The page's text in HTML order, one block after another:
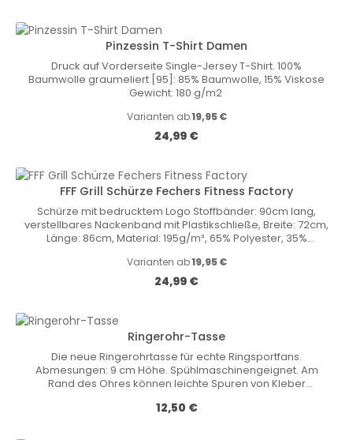
Pinzessin T-Shirt Damen
Druck auf Vorderseite Single-Jersey T-Shirt. 100%
Baumwolle graumeliert [95]: 85% Baumwolle, 15% Viskose
Gewicht: 180 g/m2
Varianten ab19,95 €
Regulärer Preis:
24,99 €
FFF Grill Schürze Fechers Fitness Factory
Schürze mit bedrucktem Logo Stoffbänder: 90cm lang,
verstellbares Nackenband mit Plastikschließe, Breite: 72cm,
Länge: 86cm, Material: 195g/m², 65% Polyester, 35%
Varianten ab19,95 €
Regulärer Preis:
24,99 €
Ringerohr-Tasse
Die neue Ringerohrtasse für echte Ringsportfans.
Abmesungen: 9 cm Höhe. Spühlmaschinengeignet. Am
Rand des Ohres können leichte Spuren von Kleber
eurem Vereinslogo. Einfach auf die E-Mail der
Regulärer Preis:
12,50 €